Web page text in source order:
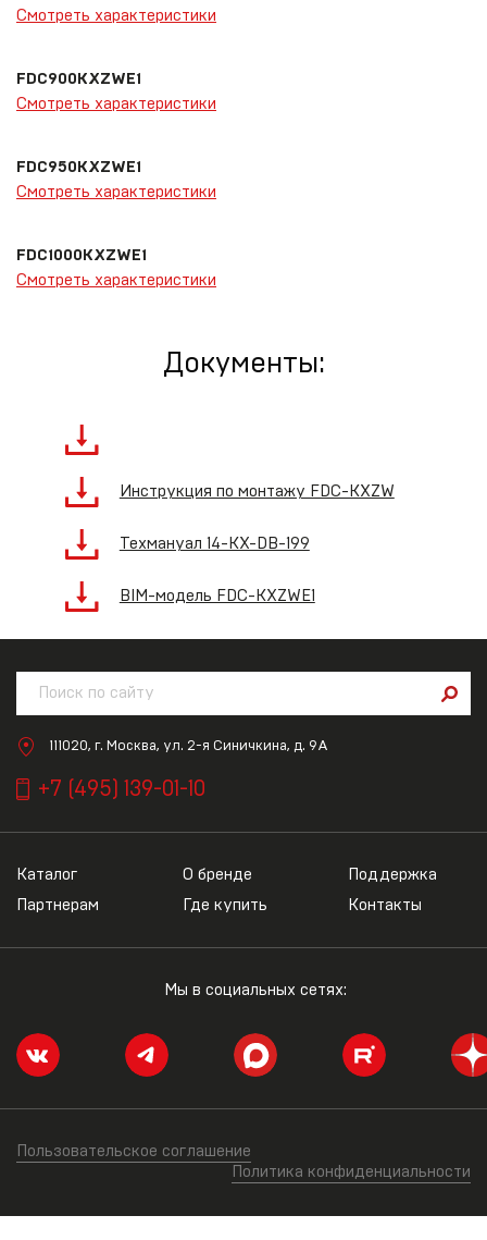
Смотреть характеристики
FDC900KXZWE1
Смотреть характеристики
FDC950KXZWE1
Смотреть характеристики
FDC1000KXZWE1
Смотреть характеристики
Документы:
Инструкция по монтажу FDC-KXZW
Техмануал 14-KX-DB-199
BIM-модель FDC-KXZWE1
111020, г. Москва, ул. 2-я Синичкина, д. 9А
+7 (495) 139-01-10
Каталог О бренде
Поддержка
Партнерам
Где купить Контакты
Мы в социальных сетях:
Пользовательское соглашение
Политика конфиденциальности